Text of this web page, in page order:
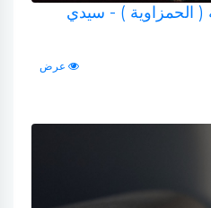
( الحمزاوية ) - سيدي
عرض